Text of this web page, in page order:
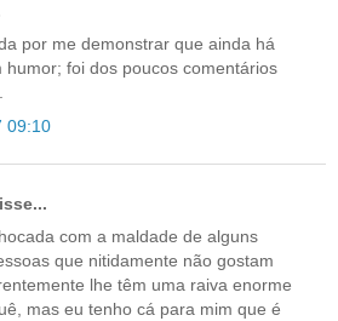
por me demonstrar que ainda há
humor; foi dos poucos comentários
09:10
com a maldade de alguns
que nitidamente não gostam
lhe têm uma raiva enorme
mas eu tenho cá para mim que é